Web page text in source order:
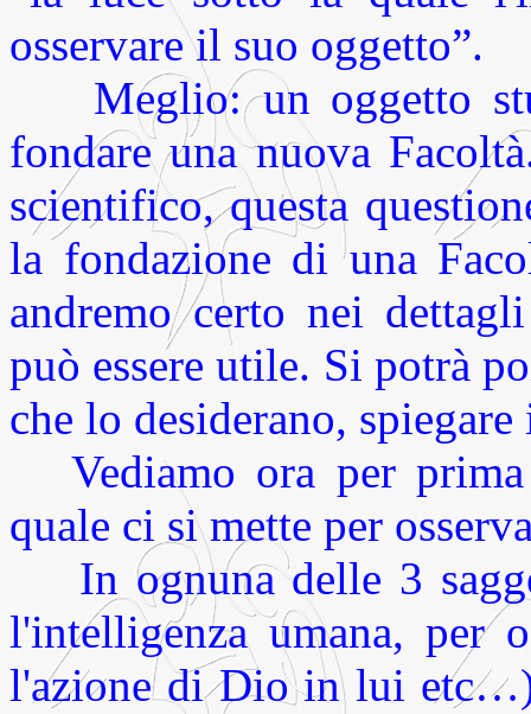
osservare il suo oggetto”.
Meglio: un oggetto
fondare una nuova
scientifico, questa
la fondazione di una
andremo certo nei
può essere utile. Si potrà
che lo desiderano,
Vediamo ora per
quale ci si mette per
In ognuna delle 3
l'intelligenza umana, per
l'azione di Dio in lui